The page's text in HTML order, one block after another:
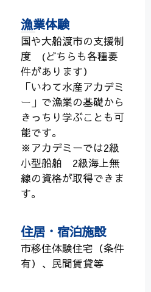
漁業体験
国や大船渡市の支援制
度 (どちらも各種要
件があります）
「いわて水産アカデミ
ー」で漁業の基礎から
きっちり学ぶことも可
能です。
※アカデミーでは2級
小型船舶 2級海上無
線の資格が取得できま
す。
住居・宿泊施設
市移住体験住宅（条件
有）、民間賃貸等